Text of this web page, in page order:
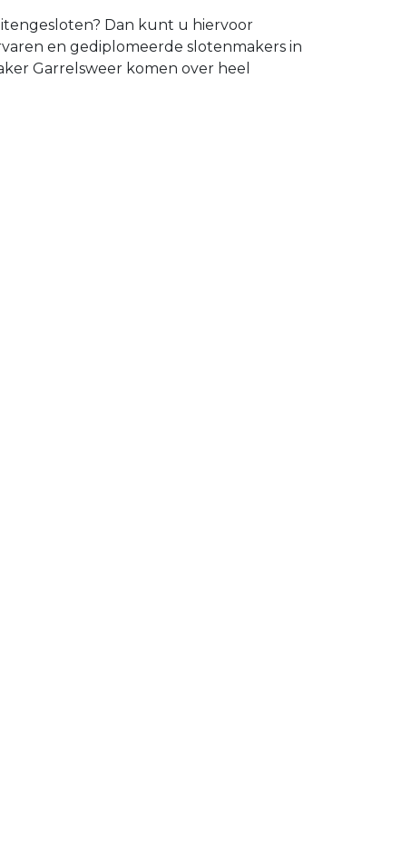
Dan kunt u hiervoor
en gediplomeerde slotenmakers in
Garrelsweer komen over heel